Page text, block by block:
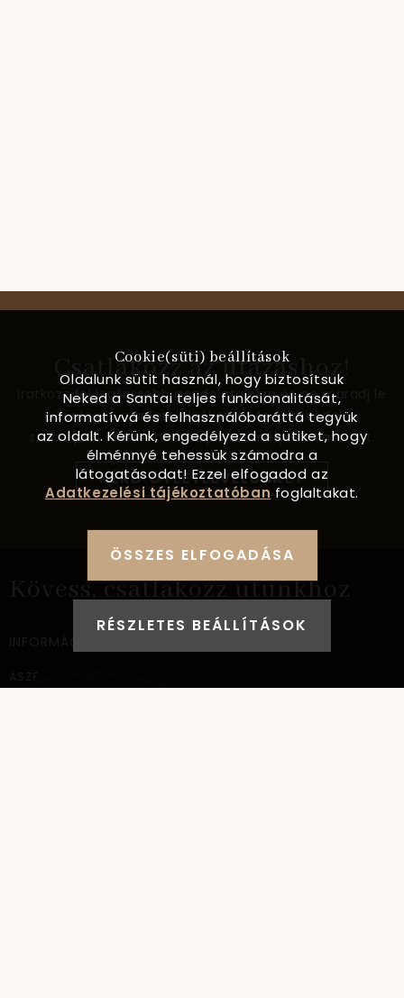
Csatlakozz az utazáshoz!
Iratkozz fel legfrissebb gondolatainkra és ne maradj le
különleges ajánlatainkról sem! Az Adatvédelmi
szabályzat szerint használjuk személyes adataidat.
KÉRD ÖTLETLEVELÜNKET
Kövess, csatlakozz utunkhoz
INFORMÁCIÓ
ÁSZF
Cookie(süti) beállítások
Oldalunk sütit használ, hogy biztosítsuk
Neked a Santai teljes funkcionalitását,
informatívvá és felhasználóbaráttá tegyük
az oldalt. Kérünk, engedélyezd a sütiket, hogy
élménnyé tehessük számodra a
látogatásodat! Ezzel elfogadod az
Adatkezelési tájékoztatóban foglaltakat.
ÖSSZES ELFOGADÁSA
RÉSZLETES BEÁLLÍTÁSOK